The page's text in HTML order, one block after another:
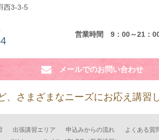
西3-3-5
営業時間 9：00～21：
メールでのお問い合わせ
、 さまざまなニーズにお応え講習
出張講習エリア 申込みからの流れ
よくある質